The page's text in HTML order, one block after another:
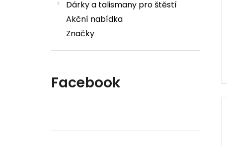
Dárky a talismany pro štěstí
Akční nabídka
Značky
Facebook